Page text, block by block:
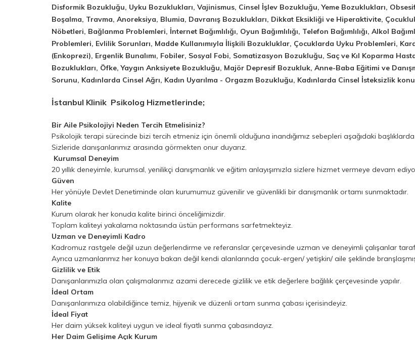
Disformik Bozukluğu, Uyku Bozuklukları, Vajinismus, Cinsel İşlev Bozukluğu, Yeme Bozuklukları,
Boşalma, Travma, Anoreksiya, Blumia, Davranış Bozuklukları, Dikkat Eksikliği ve Hiperaktivite,
Nöbetleri, Bağlanma Problemleri, İnternet Bağımlılığı, Oyun Bağımlılığı, Telefon Bağımlılığı, Alkol
Problemleri, Evlilik Sorunları, Madde Kullanımıyla İlişkili Bozukluklar, Çocuklarda Uyku Problemleri,
(Enkoprezi), Ergenlik Bunalımı, Fobiler, Sosyal Fobi, Somatizasyon Bozukluğu, Saç ve Kıl Koparma
Bozuklukları, Öfke, Yaygın Anksiyete Bozukluğu, Majör Depresif Bozukluk, Anne-Baba Eğitimi ve
Sorunu, Kadınlarda Cinsel Ağrı, Kadın Uyarılma - Orgazm Bozukluğu, Kadınlarda Cinsel İsteksizlik
İstanbul Klinik Psikolog Hizmetlerinde;
Bir Aile Psikolojiyi Neden Tercih Etmelisiniz?
Psikolojik terapi sürecinde bizi tercih etmeniz için önemli olduğuna inandığımız sebepleri aşağıdaki başlıklarda
Sizleride danışanlarımız arasında görmekten onur duyarız.
Kurumsal Deneyim
20 yıllık deneyimle, kurumsal, yenilikçi danışmanlık ve eğitim anlayışımızla sizlere hizmet vermeye devam
Güven
Her yönüyle Devlet Denetiminde olan kurumumuz güvenilir ve güvenlikli bir danışmanlık ortamı sunmaktadır.
Kalite
Kurum olarak her konuda kalite birinci önceliğimizdir.
Toplam kaliteyi yakalama noktasında üstün performans sarfetmekteyiz.
Uzman ve Deneyimli Kadro
Kadromuz rastgele değil uzun değerlendirme ve referanslar çerçevesinde uzman ve deneyimli çalışanlar
Ayrıca uzmanlarımız her konuya bakan değil kendi alanlarında çocuk-ergen/ yetişkin/ aile şeklinde
Gizlilik ve Etik
Danışanlarımızla olan çalışmalarımız azami derecede gizlilik ve etik değerlere bağlılık çerçevesinde yapılır.
İdeal Ortam
Danışanlarımıza olabildiğince temiz, hijyenik ve düzenli ortam sunma çabası içerisindeyiz.
İdeal Fiyat
Her daim yüksek kaliteyi uygun ve ideal fiyatlı sunma çabasındayız.
Her Daim Gelişime Açık Kurum